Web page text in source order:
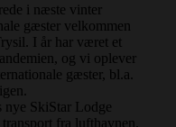
i næste vinter
gæster velkommen
I år har været et
og vi oplever
gæster, bl.a.
SkiStar Lodge
fra lufthavnen.